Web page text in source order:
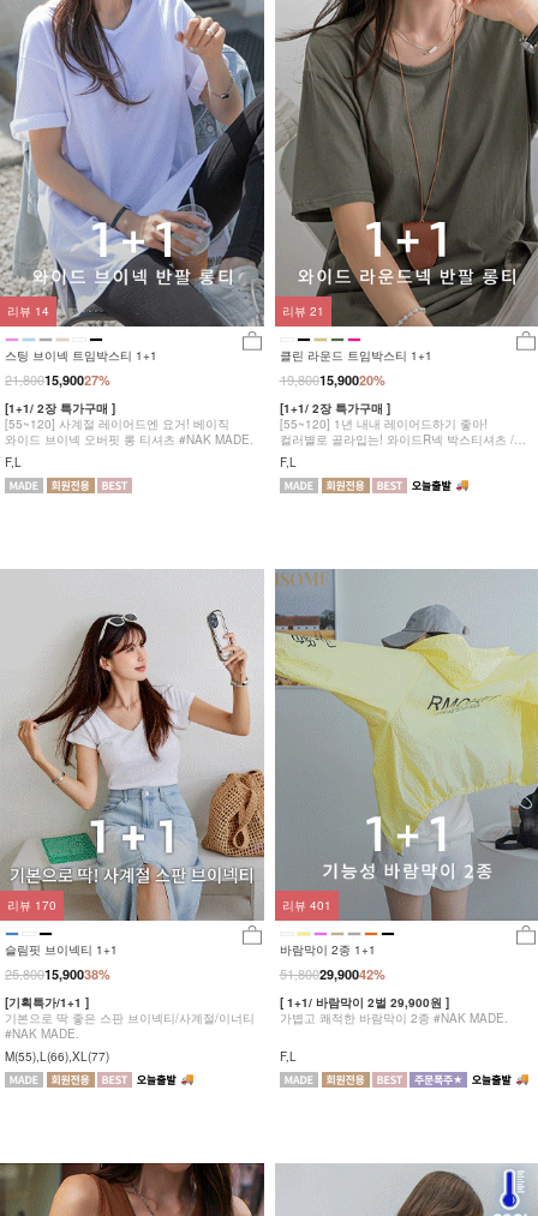
스팅 브이넥 트임박스티 1+1
27%
21,80015,900
[1+1/ 2장 특가구매 ]
[55~120] 사계절 레이어드엔 요거! 베이직
와이드 브이넥 오버핏 롱 티셔츠 #NAK MADE.
F,L
리뷰 14
클린 라운드 트임박스티 1+1
20%
19,80015,900
[1+1/ 2장 특가구매 ]
[55~120] 1년 내내 레이어드하기 좋아!
컬러별로 골라입는! 와이드R넥 박스티셔츠 /
롱티셔츠 #NAK MADE.
F,L
리뷰 21
슬림핏 브이넥티 1+1
38%
25,80015,900
[기획특가/1+1 ]
기본으로 딱 좋은 스판 브이넥티/사계절/이너티
#NAK MADE.
M(55),L(66),XL(77)
리뷰 170
바람막이 2종 1+1
42%
51,80029,900
[ 1+1/ 바람막이 2벌 29,900원 ]
가볍고 쾌적한 바람막이 2종 #NAK MADE.
F,L
리뷰 401